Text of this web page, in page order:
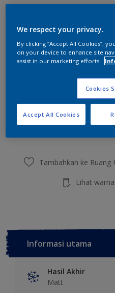
Ukuran
4
Jumlah
Tambahkan ke Ruang
Lihat
Informasi utama
Hasil Akhir
Matt
We respect your privacy.
By clicking “Accept All Cookies”,
on your device to enhance site
assist in our marketing efforts.
Cookies
Accept All Cookies